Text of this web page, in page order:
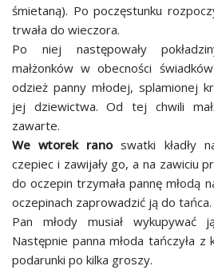
śmietaną). Po poczęstunku
trwała do wieczora.
Po niej następowały
małżonków w obecności
odzież panny młodej, splamionej
jej dziewictwa. Od tej chwili
zawarte.
We wtorek ranoswatki kładły
czepiec i zawijały go, a na zawiciu
do oczepin trzymała pannę młodą
oczepinach zaprowadzić ją do tańca.
Pan młody musiał wykupywać
Następnie panna młoda tańczyła z
podarunki po kilka groszy.